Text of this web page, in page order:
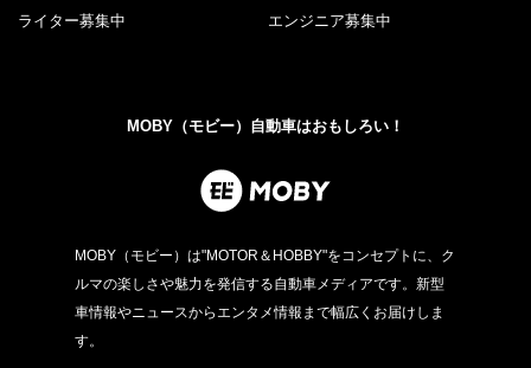
ライター募集中 エンジニア募集中
MOBY（モビー）自動車はおもしろい！
MOBY（モビー）は"MOTOR＆HOBBY"をコンセプトに、ク
ルマの楽しさや魅力を発信する自動車メディアです。新型
車情報やニュースからエンタメ情報まで幅広くお届けしま
す。